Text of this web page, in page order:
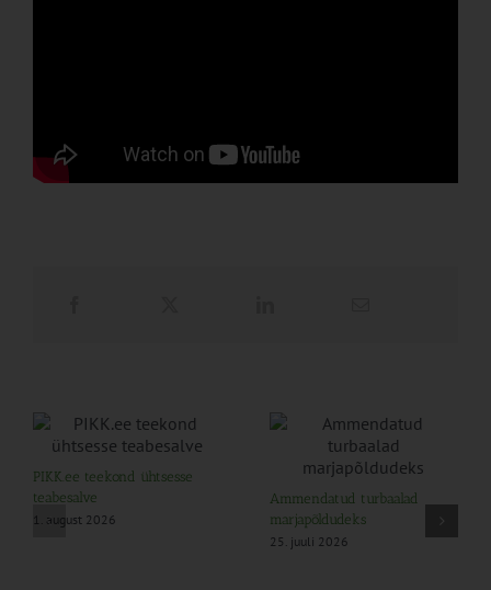
PIKK.ee teekond ühtsesse
teabesalve
1. august 2026
Ammendatud turbaalad
marjapõldudeks
25. juuli 2026